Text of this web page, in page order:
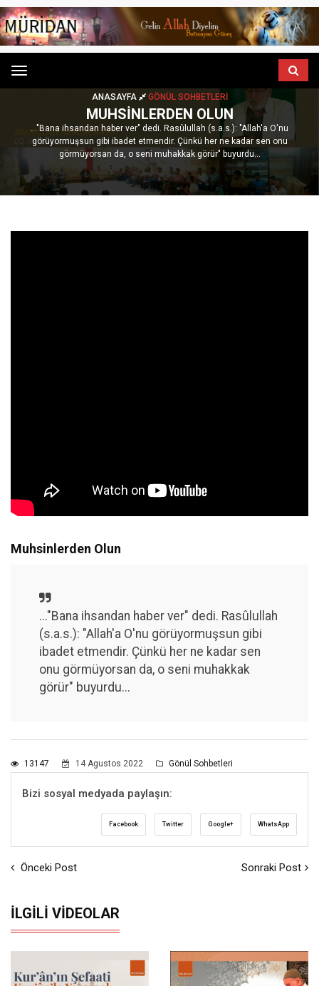
Menu
ANASAYFA GÖNÜL SOHBETLERI
MUHSINLERDEN OLUN
..."Bana ihsandan haber ver" dedi. Rasûlullah (s.a.s.): "Allah'a O'nu
görüyormuşsun gibi ibadet etmendir. Çünkü her ne kadar sen onu
görmüyorsan da, o seni muhakkak görür" buyurdu...
Muhsinlerden Olun
..."Bana ihsandan haber ver" dedi. Rasûlullah
(s.a.s.): "Allah'a O'nu görüyormuşsun gibi
ibadet etmendir. Çünkü her ne kadar sen
onu görmüyorsan da, o seni muhakkak
görür" buyurdu...
13147 14 Agustos 2022 Gönül Sohbetleri
Bizi sosyal medyada paylaşın:
Facebook Twitter Google+ WhatsApp
Önceki Post Sonraki Post
İLGILI VIDEOLAR